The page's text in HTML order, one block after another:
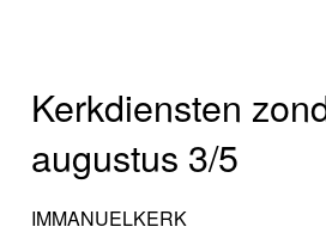
Kerkdiensten
augustus 3/5
IMMANUELKERK